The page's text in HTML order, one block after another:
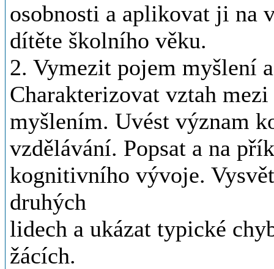
osobnosti a aplikovat ji na
dítěte školního věku.
2. Vymezit pojem myšlení
Charakterizovat vztah
myšlením. Uvést význam
vzdělávání. Popsat a na
kognitivního vývoje.
druhých
lidech a ukázat typické
žácích.